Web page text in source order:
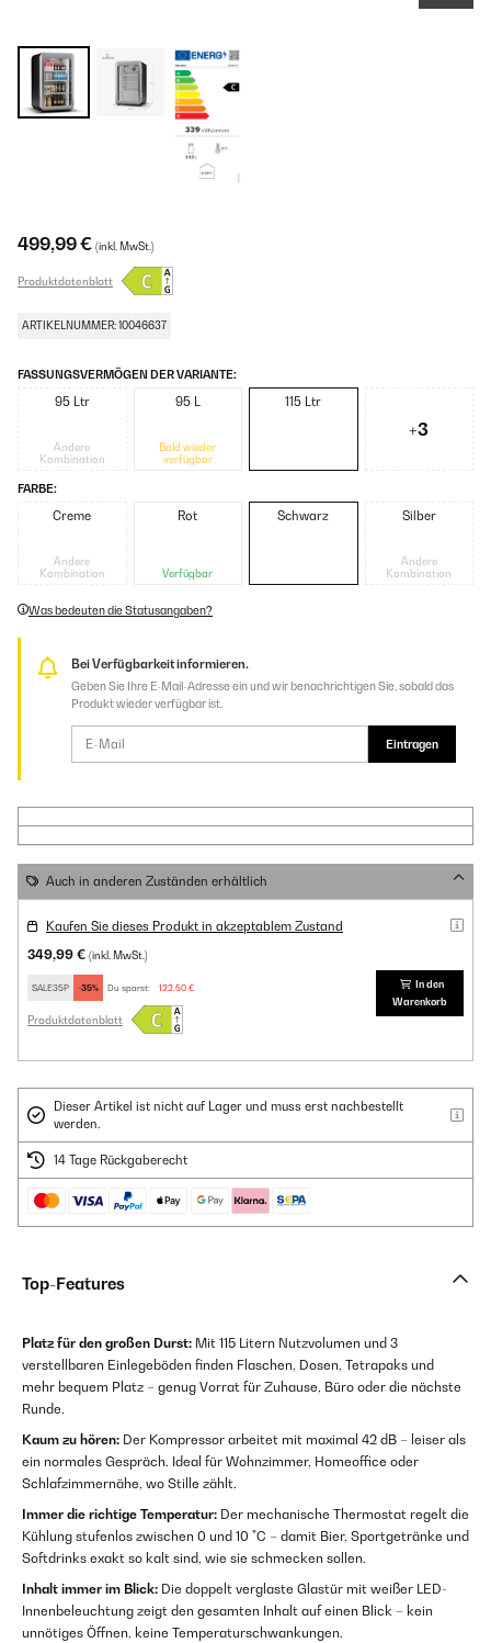
499,99 € (inkl. MwSt.)
Produktdatenblatt
ARTIKELNUMMER: 10046637
FASSUNGSVERMÖGEN DER VARIANTE:
95 Ltr
Andere
Kombination
95 L
Bald wieder
verfügbar
115 Ltr
+3
FARBE:
Creme
Andere
Kombination
Rot
Verfügbar
Schwarz Silber
Andere
Kombination
Was bedeuten die Statusangaben?
Bei Verfügbarkeit informieren.
Geben Sie Ihre E-Mail-Adresse ein und wir benachrichtigen Sie, sobald das
Produkt wieder verfügbar ist.
Eintragen
Auch in anderen Zuständen erhältlich
Kaufen Sie dieses Produkt in akzeptablem Zustand
349,99 € (inkl. MwSt.)
SALE35P -35% Du sparst: 122,50 €
Produktdatenblatt
In den
Warenkorb
Dieser Artikel ist nicht auf Lager und muss erst nachbestellt
werden.
14 Tage Rückgaberecht
Top-Features
Platz für den großen Durst: Mit 115 Litern Nutzvolumen und 3
verstellbaren Einlegeböden finden Flaschen, Dosen, Tetrapaks und
mehr bequem Platz – genug Vorrat für Zuhause, Büro oder die nächste
Runde.
Kaum zu hören: Der Kompressor arbeitet mit maximal 42 dB – leiser als
ein normales Gespräch. Ideal für Wohnzimmer, Homeoffice oder
Schlafzimmernähe, wo Stille zählt.
Immer die richtige Temperatur: Der mechanische Thermostat regelt die
Kühlung stufenlos zwischen 0 und 10 °C – damit Bier, Sportgetränke und
Softdrinks exakt so kalt sind, wie sie schmecken sollen.
Inhalt immer im Blick: Die doppelt verglaste Glastür mit weißer LED-
Innenbeleuchtung zeigt den gesamten Inhalt auf einen Blick – kein
unnötiges Öffnen, keine Temperaturschwankungen.